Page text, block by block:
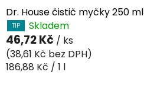
Dr. House čistič myčky 250 ml
TIP Skladem
46,72 Kč / ks
(38,61 Kč bez DPH)
Měrná
186,88 Kč / 1 l